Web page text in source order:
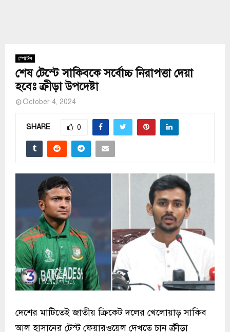
স্পোর্টস
শেষ টেস্টে সাকিবকে সর্বোচ্চ নিরাপত্তা দেয়া
হবেঃ ক্রীড়া উপদেষ্টা
October 4, 2024
SHARE 0
দেশের মাটিতেই জাতীয় ক্রিকেট দলের খেলোয়াড় সাকিব
আল হাসানের টেস্ট ফেয়ারওয়েল দেখতে চান ক্রীড়া